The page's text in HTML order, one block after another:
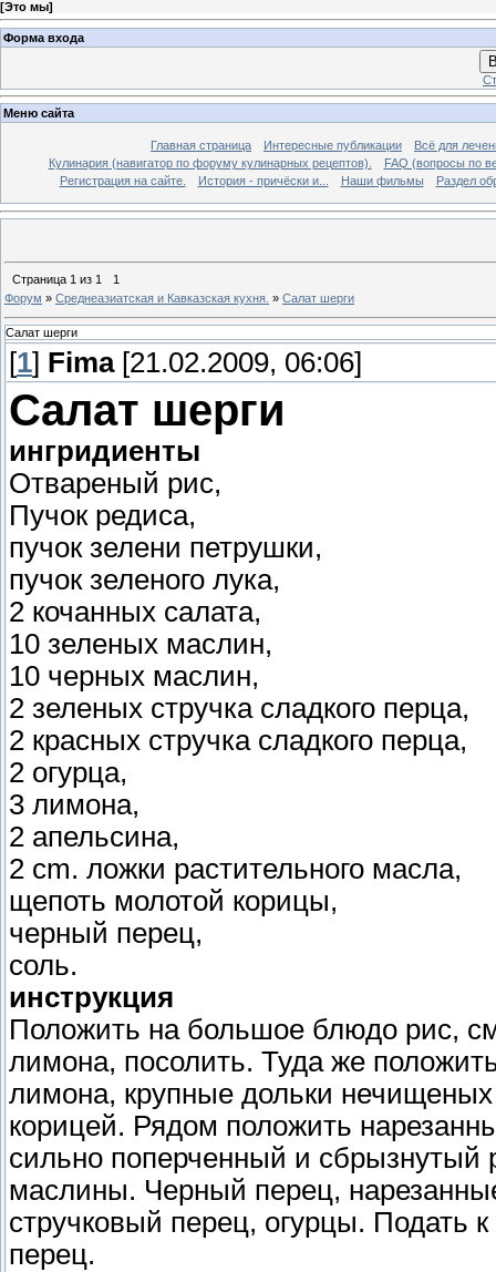
[Это мы]
Форма входа
Меню сайта
Главная страница Интересные публикации
Всё для
Кулинария (навигатор по форуму кулинарных рецептов).
FAQ (вопросы по
Регистрация на сайте.
История - причёски и... Наши фильмы Раздел
Страница 1 из 1
1
Форум » Среднеазиатская и Кавказская кухня. » Салат шерги
Салат шерги
[1] Fima[21.02.2009, 06:06]
Салат шерги
ингридиенты
Отвареный рис,
Пучок редиса,
пучок зелени петрушки,
пучок зеленого лука,
2 кочанных салата,
10 зеленых маслин,
10 черных маслин,
2 зеленых стручка сладкого перца,
2 красных стручка сладкого перца,
2 огурца,
3 лимона,
2 апельсина,
2 cm. ложки растительного масла,
щепоть молотой корицы,
черный перец,
соль.
инструкция
Положить на большое блюдо рис,
лимона, посолить. Туда же
лимона, крупные дольки
корицей. Рядом положить
сильно поперченный и
маслины. Черный перец,
стручковый перец, огурцы. Подать
перец.